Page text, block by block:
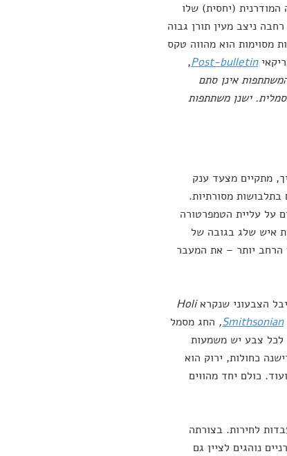
(יחסית) שלו
ניצב מעין תורן גבוה
מסוימות הוא מהווה טקס
Post-bulletin
,
אינן סתם
ישנן משתתפות
מתקיים מצעד ענק
מסורתיות.
על עליית הטמפרטורה
איש שלג בגובה של
הרחב יותר – את המעבר
הצבעוני שנקראHoli
Smithsonian
, החג מסמל
לכל צבע יש משמעות
כחולות, ירוק הוא
כולם יחד מהווים
לחירות. בצורתה
נוהגים לציין גם